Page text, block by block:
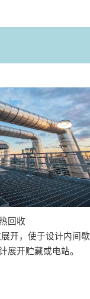
回收
开，使于设计内间歇
展开贮藏或电站。